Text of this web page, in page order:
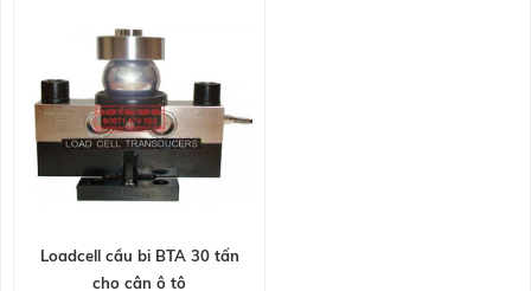
Loadcell cầu bi BTA 30 tấn
cho cân ô tô